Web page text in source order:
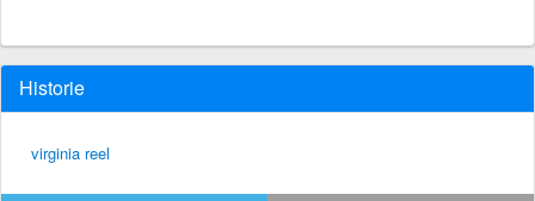
Historie
virginia reel